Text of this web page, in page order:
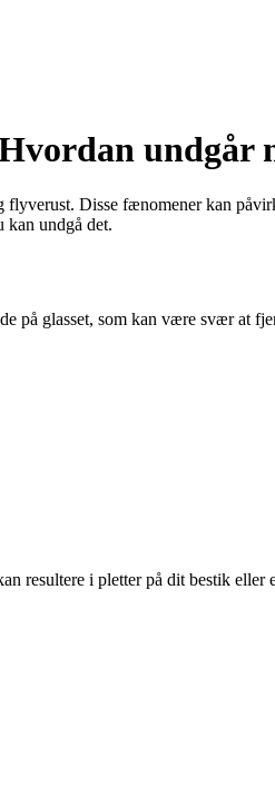
undgår
Disse fænomener kan
kan undgå det.
på glasset, som kan være svær at
resultere i pletter på dit bestik eller